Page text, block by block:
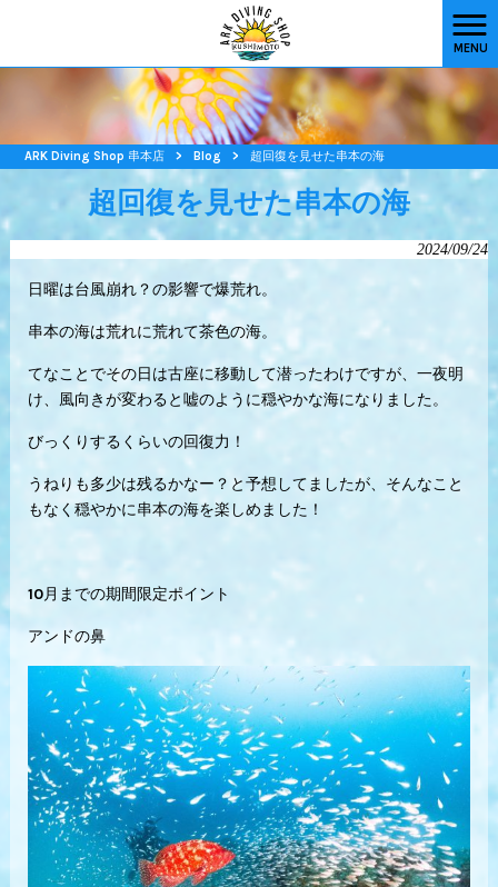
MENU
ARK Diving Shop 串本店 > Blog > 超回復を見せた串本の海
超回復を見せた串本の海
2024/09/24
日曜は台風崩れ？の影響で爆荒れ。
串本の海は荒れに荒れて茶色の海。
てなことでその日は古座に移動して潜ったわけですが、一夜明
け、風向きが変わると嘘のように穏やかな海になりました。
びっくりするくらいの回復力！
うねりも多少は残るかなー？と予想してましたが、そんなこと
もなく穏やかに串本の海を楽しめました！
10月までの期間限定ポイント
アンドの鼻